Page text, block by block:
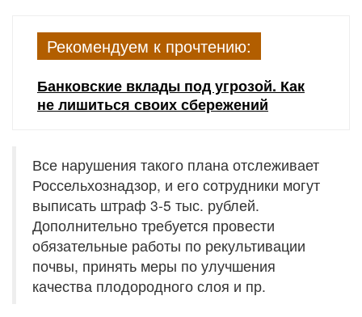
Рекомендуем к прочтению:
Банковские вклады под угрозой. Как
не лишиться своих сбережений
Все нарушения такого плана отслеживает
Россельхознадзор, и его сотрудники могут
выписать штраф 3-5 тыс. рублей.
Дополнительно требуется провести
обязательные работы по рекультивации
почвы, принять меры по улучшения
качества плодородного слоя и пр.